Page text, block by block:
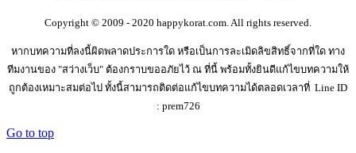
Copyright © 2009 - 2020 happykorat.com. All rights reserved.
หากบทความที่ลงนี้ผิดพลาดประการใด หรือเป็นการละเมิดลิขสิทธิ์จากที่ใด ทาง
ทีมงานของ "สว่างเว็บ" ต้องกราบขออภัยไว้ ณ ที่นี้ พร้อมทั้งยินดีแก้ไขบทความให้
ถูกต้องเหมาะสมต่อไป ทั้งนี้สามารถติดต่อแก้ไขบทความได้ตลอดเวลาที่ Line ID
: prem726
Go to top